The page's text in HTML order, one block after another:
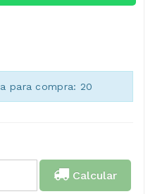
para compra: 20
Calcular